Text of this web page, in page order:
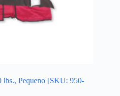
lbs., Pequeno [SKU: 950-